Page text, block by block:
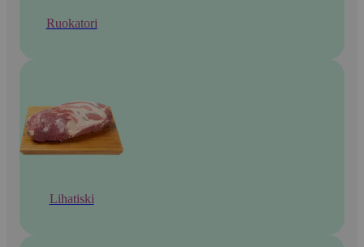
Ruokatori
Lihatiski